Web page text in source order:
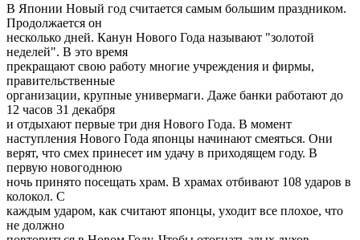
В Японии Новый год считается самым большим праздником.
Продолжается он
несколько дней. Канун Нового Года называют "золотой
неделей". В это время
прекращают свою работу многие учреждения и фирмы,
правительственные
организации, крупные универмаги. Даже банки работают до
12 часов 31 декабря
и отдыхают первые три дня Нового Года. В момент
наступления Нового Года японцы начинают смеяться. Они
верят, что смех принесет им удачу в приходящем году. В
первую новогоднюю
ночь принято посещать храм. В храмах отбивают 108 ударов в
колокол. С
каждым ударом, как считают японцы, уходит все плохое, что
не должно